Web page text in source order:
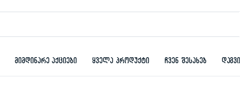
მიმდინარე აქციები ყველა პროდუქტი ჩვენ შესახებ